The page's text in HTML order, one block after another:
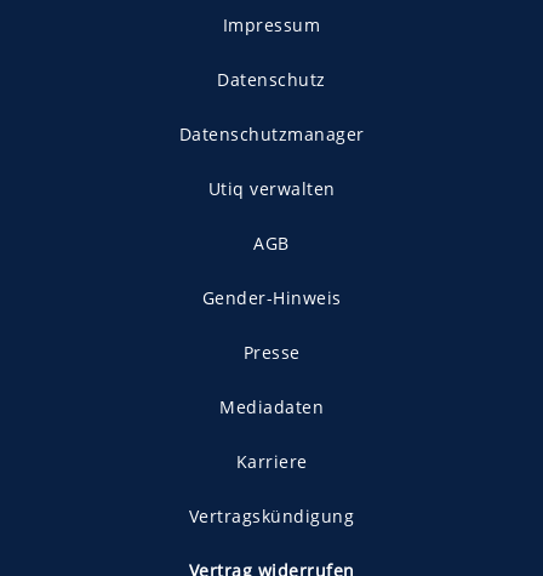
Impressum
Datenschutz
Datenschutzmanager
Utiq verwalten
AGB
Gender-Hinweis
Presse
Mediadaten
Karriere
Vertragskündigung
Vertrag widerrufen